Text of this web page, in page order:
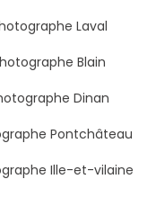
Laval
Blain
Dinan
Pontchâteau
Ille-et-vilaine